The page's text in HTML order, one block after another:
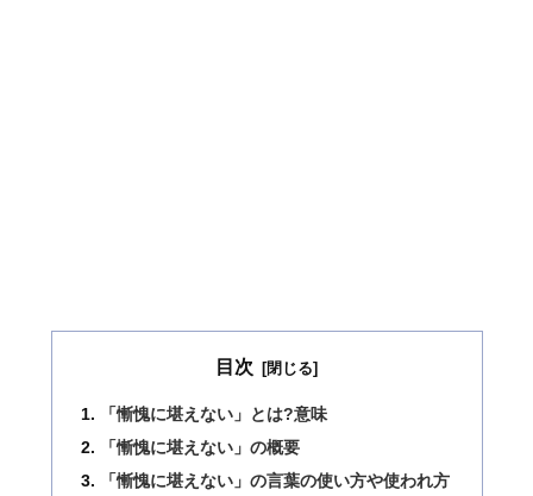
目次
「慚愧に堪えない」とは?意味
「慚愧に堪えない」の概要
「慚愧に堪えない」の言葉の使い方や使われ方